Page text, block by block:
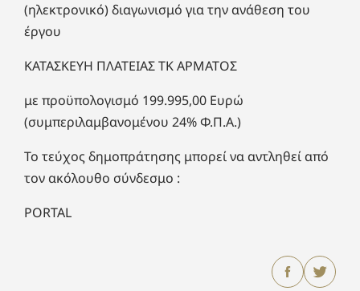
(ηλεκτρονικό) διαγωνισμό για την ανάθεση του
έργου
ΚΑΤΑΣΚΕΥΗ ΠΛΑΤΕΙΑΣ ΤΚ ΑΡΜΑΤΟΣ
με προϋπολογισμό 199.995,00 Ευρώ
(συμπεριλαμβανομένου 24% Φ.Π.Α.)
Το τεύχος δημοπράτησης μπορεί να αντληθεί από
τον ακόλουθο σύνδεσμο :
PORTAL